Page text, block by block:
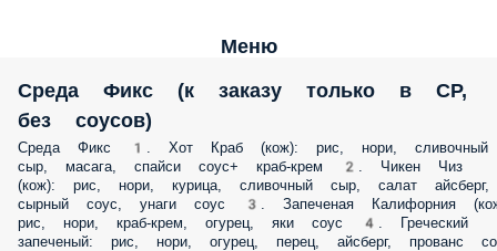
Меню
Среда Фикс (к заказу только в СР,
без соусов)
Среда Фикс 1. Хот Краб (кож): рис, нори, сливочный
сыр, масага, спайси соус+ краб-крем 2. Чикен Чиз
(кож): рис, нори, курица, сливочный сыр, салат айсберг,
сырный соус, унаги соус 3. Запеченая Калифорния
рис, нори, краб-крем, огурец, яки соус 4. Греческий
запеченый: рис, нори, огурец, перец, айсберг, прованс